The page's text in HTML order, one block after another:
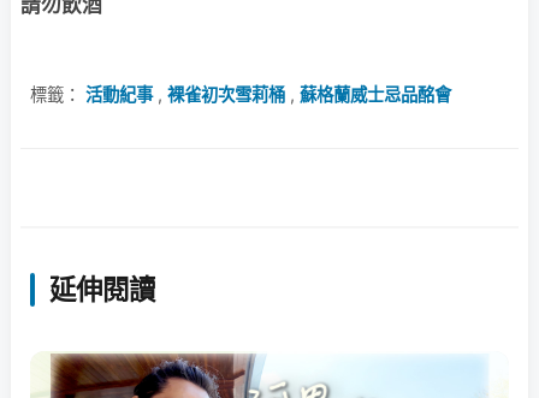
標籤： 活動紀事, 裸雀初次雪莉桶 , 蘇格蘭威士忌品酩會
延伸閱讀